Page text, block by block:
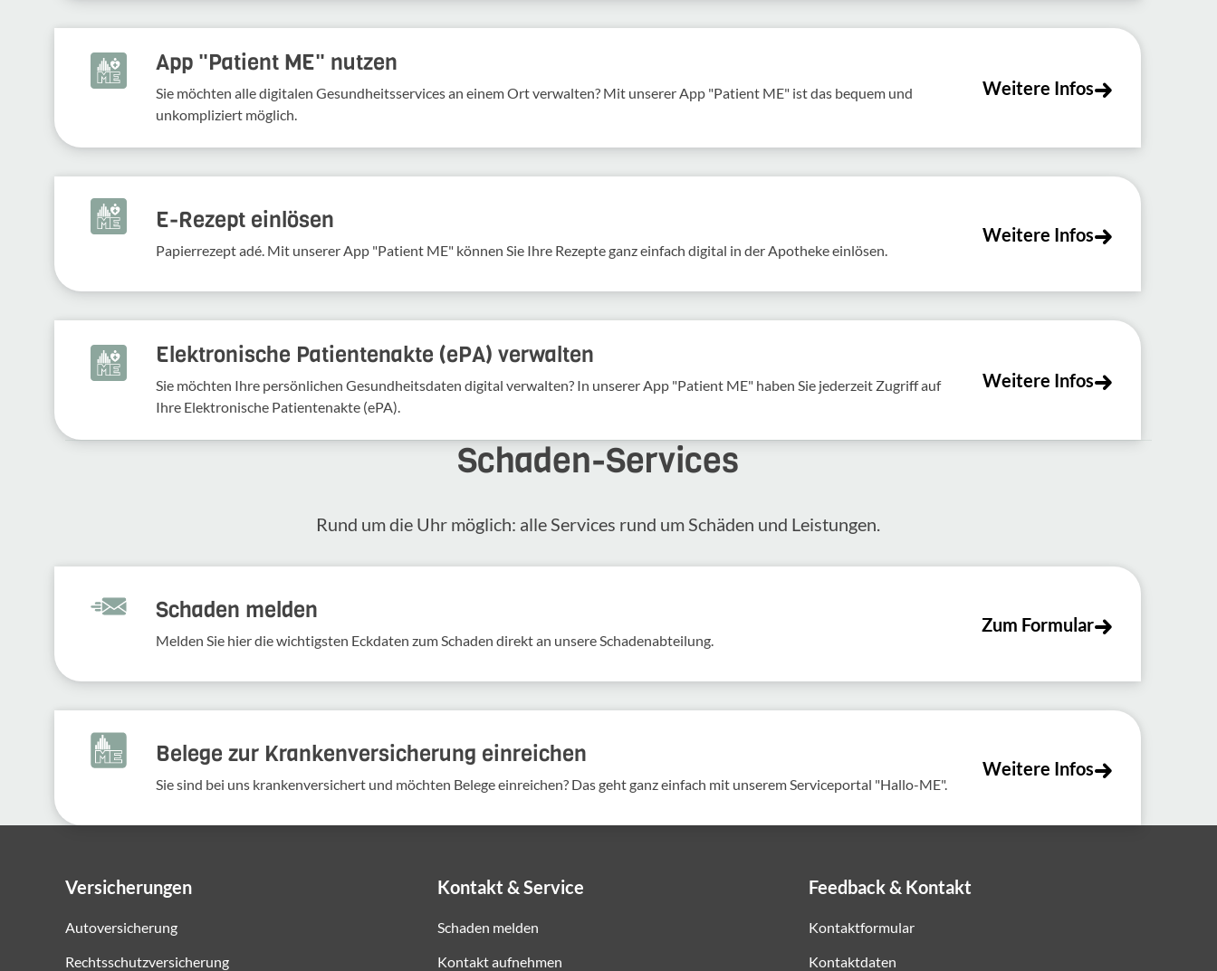
App "Patient ME" nutzen
Sie möchten alle digitalen Gesundheitsservices an einem Ort verwalten? Mit unserer App "Patient ME" ist das bequem und
unkompliziert möglich.
Weitere Infos
E-Rezept einlösen
Papierrezept adé. Mit unserer App "Patient ME" können Sie Ihre Rezepte ganz einfach digital in der Apotheke einlösen.
Weitere Infos
Elektronische Patientenakte (ePA) verwalten
Sie möchten Ihre persönlichen Gesundheitsdaten digital verwalten? In unserer App "Patient ME" haben Sie jederzeit Zugriff auf
Ihre Elektronische Patientenakte (ePA).
Weitere Infos
Schaden-​Services
Rund um die Uhr möglich: alle Services rund um Schäden und Leis­tungen.
Schaden melden
Melden Sie hier die wich­tigsten Eckdaten zum Schaden direkt an unsere Scha­den­ab­tei­lung.
Zum Formular
Belege zur Krankenversicherung einreichen
Sie sind bei uns krankenversichert und möchten Belege einreichen? Das geht ganz einfach mit unserem Serviceportal "Hallo-ME".
Weitere Infos
Versicherungen
Autoversicherung
Rechtsschutzversicherung
Kontakt & Service
Schaden melden
Kontakt aufnehmen
Feedback & Kontakt
Kontaktformular
Kontaktdaten